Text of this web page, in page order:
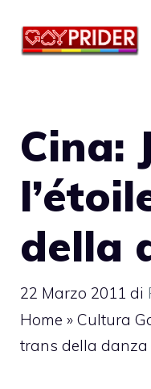
Cina:
della
22 Marzo 2011 di
Home » Cultura
trans della danza